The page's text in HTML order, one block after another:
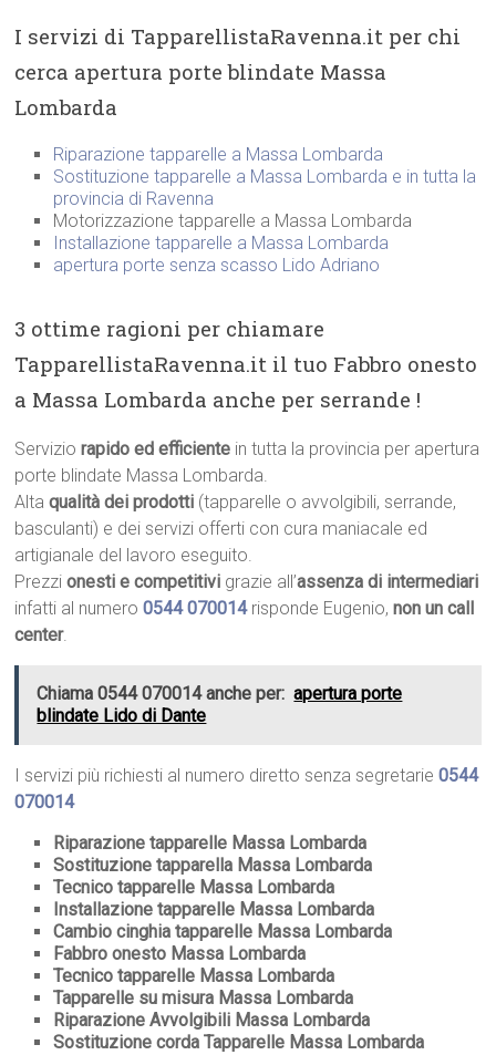
I servizi di TapparellistaRavenna.it per chi
cerca apertura porte blindate Massa
Lombarda
Riparazione tapparelle a Massa Lombarda
Sostituzione tapparelle a Massa Lombarda e in tutta la
provincia di Ravenna
Motorizzazione tapparelle a Massa Lombarda
Installazione tapparelle a Massa Lombarda
apertura porte senza scasso Lido Adriano
3 ottime ragioni per chiamare
TapparellistaRavenna.it il tuo Fabbro onesto
a Massa Lombarda anche per serrande !
Serviziorapido ed efficiente in tutta la provincia per apertura
porte blindate Massa Lombarda.
Altaqualità dei prodotti (tapparelle o avvolgibili, serrande,
basculanti) e dei servizi offerti con cura maniacale ed
artigianale del lavoro eseguito.
Prezzionesti e competitivi grazie all’assenza di intermediari
infatti al numero0544 070014 risponde Eugenio,non un call
center.
Chiama 0544 070014 anche per: apertura porte
blindate Lido di Dante
I servizi più richiesti al numero diretto senza segretarie0544
070014
Riparazione tapparelle Massa Lombarda
Sostituzione tapparella Massa Lombarda
Tecnico tapparelle Massa Lombarda
Installazione tapparelle Massa Lombarda
Cambio cinghia tapparelle Massa Lombarda
Fabbro onesto Massa Lombarda
Tecnico tapparelle Massa Lombarda
Tapparelle su misura Massa Lombarda
Riparazione Avvolgibili Massa Lombarda
Sostituzione corda Tapparelle Massa Lombarda